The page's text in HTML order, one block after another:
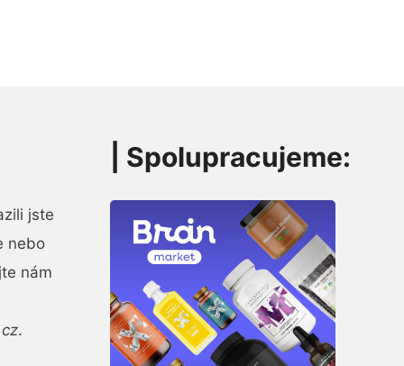
jste
nebo
nám
.
| Spolupracujeme: